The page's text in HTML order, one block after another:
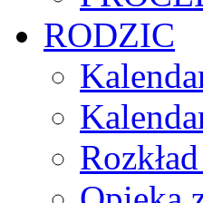
RODZIC